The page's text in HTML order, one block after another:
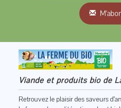
Viande et produits bio de
Retrouvez le plaisir des saveurs